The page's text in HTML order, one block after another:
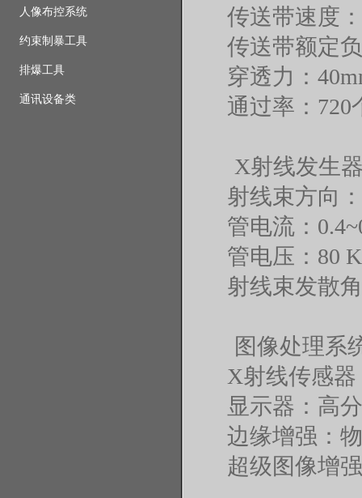
人像布控系统
约束制暴工具
排爆工具
通讯设备类
传送带速度
传送带额定
穿透力：
通过率：720
X射线发生
射线束方向
管电流：
管电压：80
射线束发散
图像处理系
X射线传感
显示器：高
边缘增强：
超级图像增